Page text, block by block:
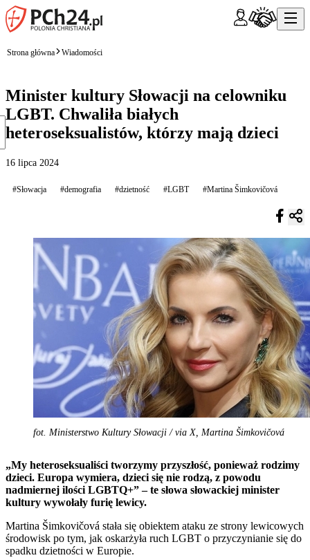
Strona główna Wiadomości
Minister kultury Słowacji na celowniku
LGBT. Chwaliła białych
heteroseksualistów, którzy mają dzieci
16 lipca 2024
#Słowacja #demografia #dzietność #LGBT #Martina Šimkovičová
fot. Ministerstwo Kultury Słowacji / via X, Martina Šimkovičová
„My heteroseksualiści tworzymy przyszłość, ponieważ rodzimy
dzieci. Europa wymiera, dzieci się nie rodzą, z powodu
nadmiernej ilości LGBTQ+” – te słowa słowackiej minister
kultury wywołały furię lewicy.
Martina Šimkovičová stała się obiektem ataku ze strony lewicowych
środowisk po tym, jak oskarżyła ruch LGBT o przyczynianie się do
spadku dzietności w Europie.